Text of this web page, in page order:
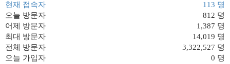
현재 접속자
113 명
오늘 방문자
812 명
어제 방문자
1,387 명
최대 방문자
14,019 명
전체 방문자
3,322,527 명
오늘 가입자
0 명